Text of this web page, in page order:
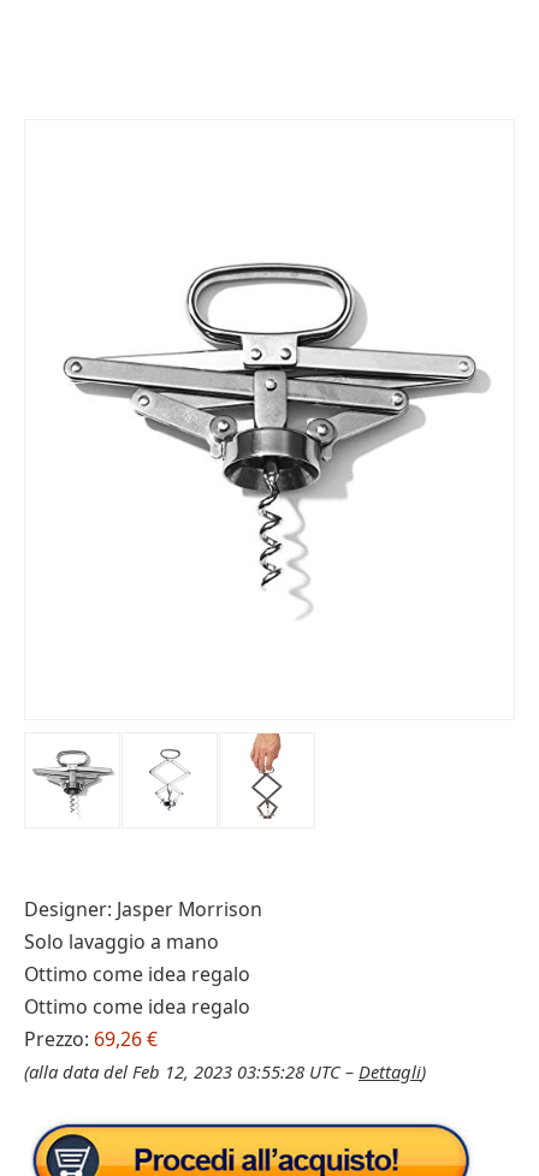
Designer: Jasper Morrison
Solo lavaggio a mano
Ottimo come idea regalo
Ottimo come idea regalo
Prezzo: 69,26 €
(alla data del Feb 12, 2023 03:55:28 UTC – Dettagli)